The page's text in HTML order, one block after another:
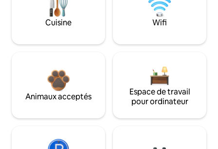
Cuisine Wifi
Animaux acceptés
Espace de travail
pour ordinateur